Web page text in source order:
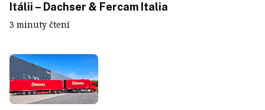
Itálii – Dachser & Fercam Italia
3 minuty čtení